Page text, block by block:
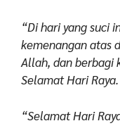
“Di hari yang suci
kemenangan atas
Allah, dan berbagi
Selamat Hari
“Selamat Hari